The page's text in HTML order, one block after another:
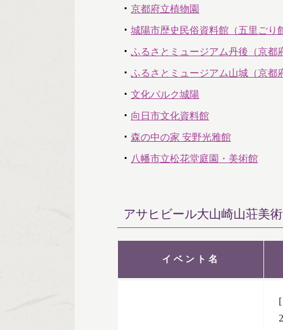
京都府立植物園
城陽市歴史民俗資料館（五里ごり
ふるさとミュージアム丹後（京都
ふるさとミュージアム山城（京都
文化パルク城陽
向日市文化資料館
森の中の家 安野光雅館
八幡市立松花堂庭園・美術館
アサヒビール大山崎山荘美
イベント名